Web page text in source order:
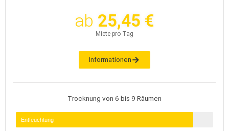
ab 25,45 €
Miete pro Tag
Informationen
Trocknung von 6 bis 9 Räumen
Entfeuchtung